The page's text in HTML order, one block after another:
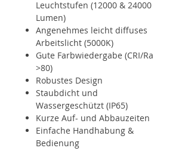
Leuchtstufen (12000 & 24000
Lumen)
Angenehmes leicht diffuses
Arbeitslicht (5000K)
Gute Farbwiedergabe (CRI/Ra
>80)
Robustes Design
Staubdicht und
Wassergeschützt (IP65)
Kurze Auf- und Abbauzeiten
Einfache Handhabung &
Bedienung